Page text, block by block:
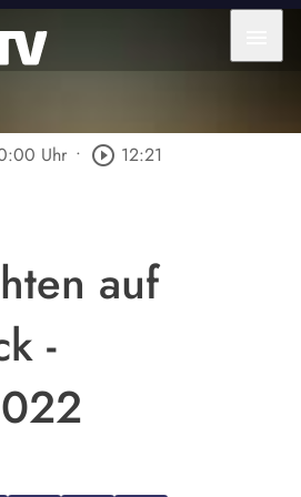
Uhr • play_circle_outline 12:21
auf
-